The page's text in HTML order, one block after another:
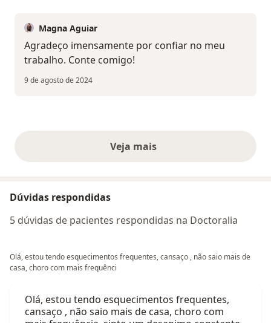
Magna Aguiar
Agradeço imensamente por confiar no meu
trabalho. Conte comigo!
9 de agosto de 2024
Veja maisopiniões acima
Dúvidas respondidas
5 dúvidas de pacientes respondidas na Doctoralia
Olá, estou tendo esquecimentos frequentes, cansaço , não saio mais de
casa, choro com mais frequênci
Olá, estou tendo esquecimentos frequentes,
cansaço , não saio mais de casa, choro com